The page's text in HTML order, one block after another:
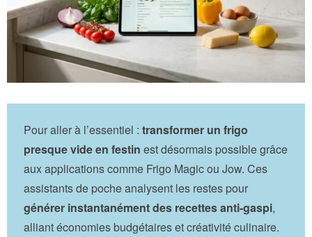
Pour aller à l’essentiel : transformer un frigo
presque vide en festin est désormais possible grâce
aux applications comme Frigo Magic ou Jow. Ces
assistants de poche analysent les restes pour
générer instantanément des recettes anti-gaspi,
alliant économies budgétaires et créativité culinaire.